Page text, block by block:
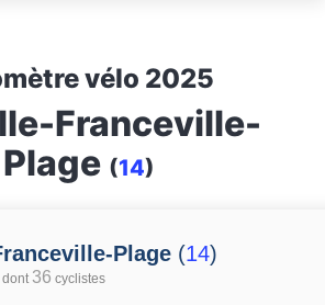
vélo 2025
Franceville-
Plage (14)
Plage (14)
dont 36 cyclistes